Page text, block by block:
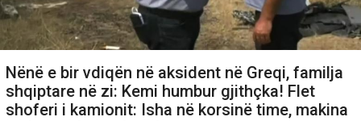
Nënë e bir vdiqën në aksident në Greqi, familja
shqiptare në zi: Kemi humbur gjithçka! Flet
shoferi i kamionit: Isha në korsinë time, makina